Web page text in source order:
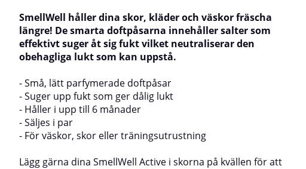
SmellWell håller dina skor, kläder och väskor fräscha
längre! De smarta doftpåsarna innehåller salter som
effektivt suger åt sig fukt vilket neutraliserar den
obehagliga lukt som kan uppstå.
- Små, lätt parfymerade doftpåsar
- Suger upp fukt som ger dålig lukt
- Håller i upp till 6 månader
- Säljes i par
- För väskor, skor eller träningsutrustning
Lägg gärna dina SmellWell Active i skorna på kvällen för att